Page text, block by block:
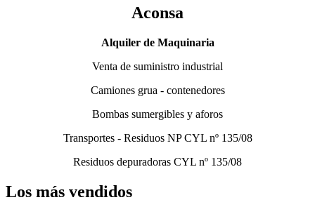
Aconsa
Alquiler de Maquinaria
Venta de suministro industrial
Camiones grua - contenedores
Bombas sumergibles y aforos
Transportes - Residuos NP CYL nº 135/08
Residuos depuradoras CYL nº 135/08
Los más vendidos